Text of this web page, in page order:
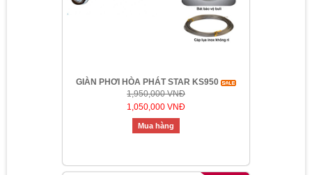
GIÀN PHƠI HÒA PHÁT STAR KS950
1,950,000 VNĐ
1,050,000 VNĐ
Mua hàng